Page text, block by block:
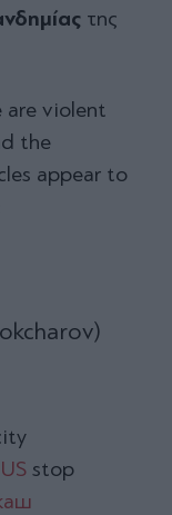
της
are violent
the
appear to
stop